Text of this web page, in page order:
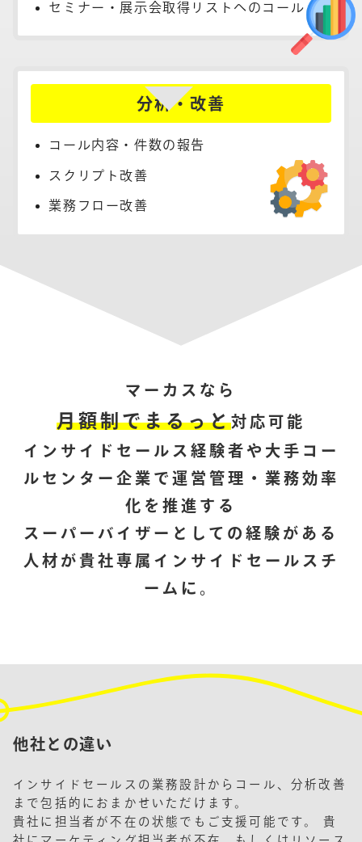
セミナー・展示会取得リストへのコール
分析・改善
コール内容・件数の報告
スクリプト改善
業務フロー改善
マーカスなら
月額制でまるっと対応可能
インサイドセールス経験者や大手コー
ルセンター企業で運営管理・業務効率
化を推進する
スーパーバイザーとしての経験がある
人材が貴社専属インサイドセールスチ
ームに。
他社との違い
インサイドセールスの業務設計からコール、分析改善
まで包括的におまかせいただけます。
貴社に担当者が不在の状態でもご支援可能です。 貴